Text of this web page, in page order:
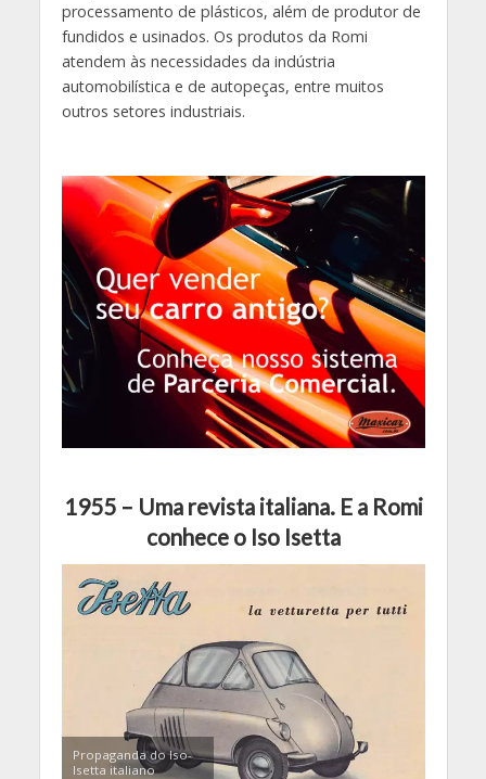
processamento de plásticos, além de produtor de
fundidos e usinados. Os produtos da Romi
atendem às necessidades da indústria
automobilística e de autopeças, entre muitos
outros setores industriais.
1955 – Uma revista italiana. E a Romi
conhece o Iso Isetta
Propaganda do Iso-
Isetta italiano